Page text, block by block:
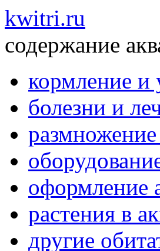
kwitri.ru
содержание
кормление и
болезни и
оформление
растения в
другие